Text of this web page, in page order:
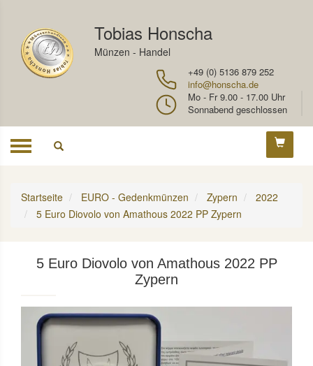
Tobias Honscha
Münzen - Handel
+49 (0) 5136 879 252
info@honscha.de
Mo - Fr 9.00 - 17.00 Uhr
Sonnabend geschlossen
Toggle
Startseite EURO - Gedenkmünzen Zypern
2022
5 Euro Diovolo von Amathous 2022 PP Zypern
5 Euro Diovolo von Amathous 2022 PP
Zypern